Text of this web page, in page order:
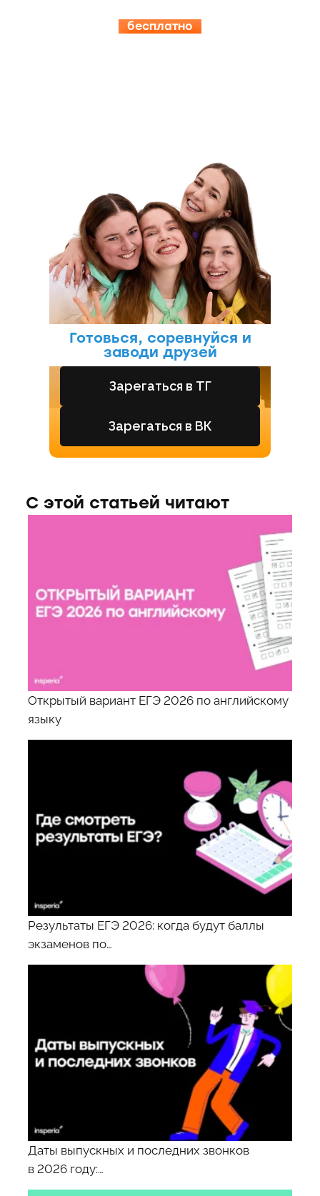
бесплатно
Готовься, соревнуйся и
заводи друзей
Зарегаться в ТГ
Зарегаться в ВК
С этой статьей читают
Открытый вариант ЕГЭ 2026 по английскому
языку
Результаты ЕГЭ 2026: когда будут баллы
экзаменов по…
Даты выпускных и последних звонков
в 2026 году:…